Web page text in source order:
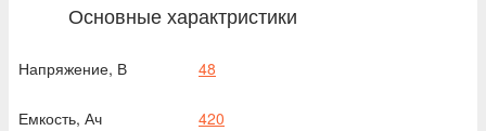
Основные характристики
Напряжение, В 48
Емкость, Ач 420